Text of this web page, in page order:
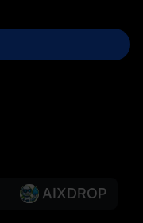
AIXDROP